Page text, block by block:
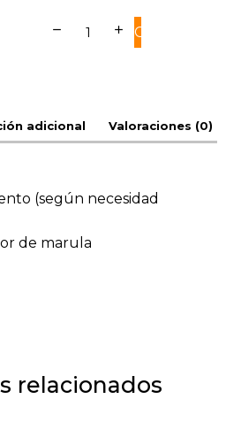
remove add COMPRAR
adicional Valoraciones (0)
(según necesidad
de marula
relacionados